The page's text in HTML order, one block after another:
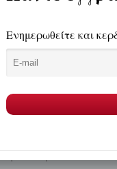
Λ. Κηφισού 100, τηλ.: 210.
Πεδίον Αρεως,
Πειραιά, τηλ.:
Νησιά Αιγαίου, Αργοσαρωνικό
Αναλυτικός χάρτης του λιμανιού με
αναχώρησης των πλοίων)
για αναχωρήσεις και αφίξεις